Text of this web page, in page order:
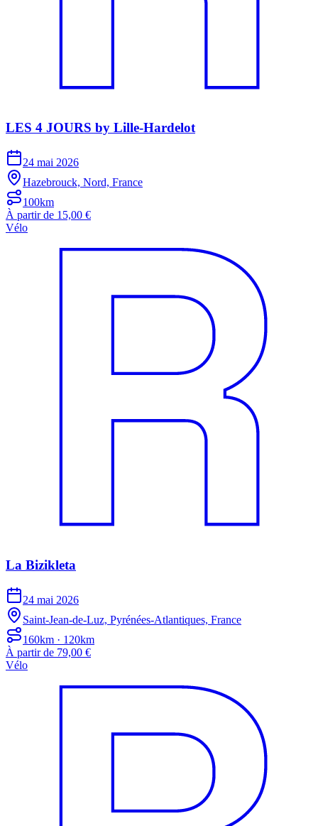
LES 4 JOURS by Lille-Hardelot
24 mai 2026
Hazebrouck, Nord, France
100km
À partir de 15,00 €
Vélo
La Bizikleta
24 mai 2026
Saint-Jean-de-Luz, Pyrénées-Atlantiques, France
160km · 120km
À partir de 79,00 €
Vélo